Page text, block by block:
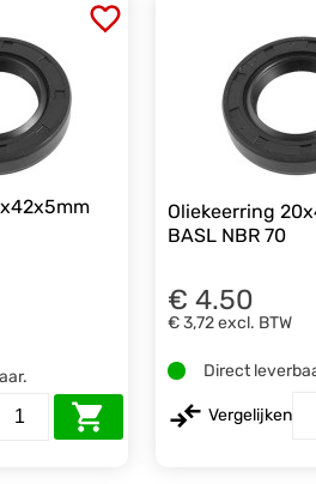
Oliekeerring
BASL NBR 70
€ 4.50
€ 3,72excl. BTW
Direct
Vergelijken